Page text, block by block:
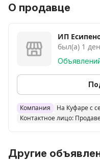
О продавце
ИП
был(а) 1
Компания
На Куфаре с
Контактное лицо:
Другие